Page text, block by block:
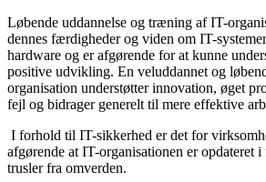
Løbende uddannelse og træning af IT-
dennes færdigheder og viden om IT-
hardware og er afgørende for at kunne
positive udvikling. En veluddannet og
organisation understøtter innovation, øget
fejl og bidrager generelt til mere effektive
I forhold til IT-sikkerhed er det for
afgørende at IT-organisationen er opdateret
trusler fra omverden.